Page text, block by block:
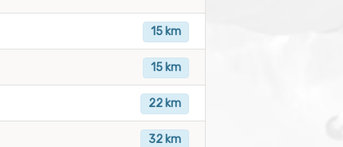
15 km
15 km
22 km
32 km